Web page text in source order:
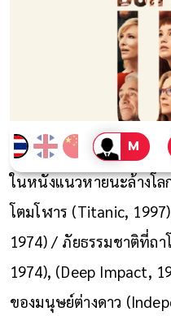
ในหนังแนวหายนะล้างโ
โตมโฬาร (Titanic,
1974) / ภัยธรรมชาติที่ถ
1974), (Deep Impact,
ของมนุษย์ต่างดาว